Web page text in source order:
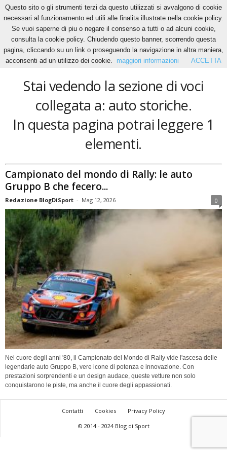
Home Tags Auto storiche
auto storiche
Stai vedendo la sezione di voci
collegata a: auto storiche.
In questa pagina potrai leggere 1
elementi.
Campionato del mondo di Rally: le auto
Gruppo B che fecero...
Redazione BlogDiSport - Mag 12, 2026 0
Nel cuore degli anni '80, il Campionato del Mondo di Rally vide l'ascesa delle
legendarie auto Gruppo B, vere icone di potenza e innovazione. Con
prestazioni sorprendenti e un design audace, queste vetture non solo
conquistarono le piste, ma anche il cuore degli appassionati.
Contatti Cookies
Privacy Policy
© 2014 - 2024 Blog di Sport
Questo sito o gli strumenti terzi da questo utilizzati si avvalgono di cookie
necessari al funzionamento ed utili alle finalita illustrate nella cookie policy.
Se vuoi saperne di piu o negare il consenso a tutti o ad alcuni cookie,
consulta la cookie policy. Chiudendo questo banner, scorrendo questa
pagina, cliccando su un link o proseguendo la navigazione in altra maniera,
acconsenti ad un utilizzo dei cookie.
maggiori informazioni ACCETTA